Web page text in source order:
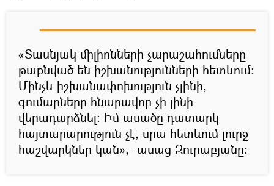
«Տասնյակ միլիոնների չարաշահումները
թաքնված են իշխանությունների հետևում։
Մինչև իշխանափոխություն չլինի,
գումարները հնարավոր չի լինի
վերադարձնել։ Իմ ասածը դատարկ
հայտարարություն չէ, սրա հետևում լուրջ
հաշվարկներ կան»,- ասաց Զուրաբյանը։